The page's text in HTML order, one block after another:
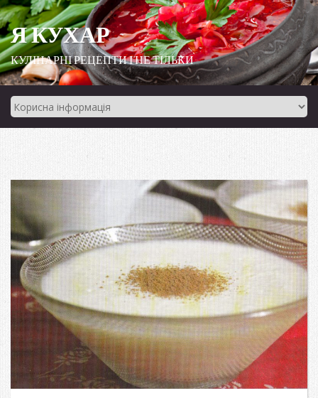
Я КУХАР
КУЛІНАРНІ РЕЦЕПТИ І НЕ ТІЛЬКИ